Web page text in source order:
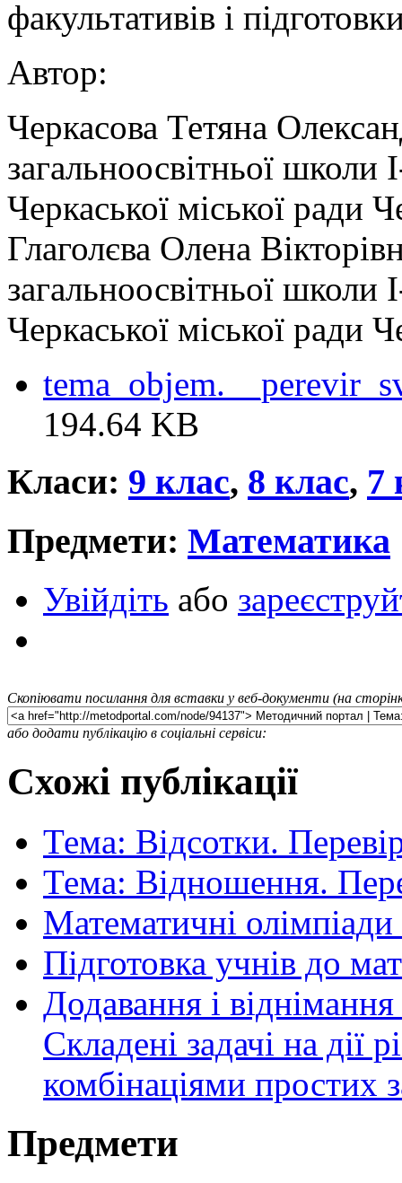
факультативів і
Автор:
Черкасова Тетяна
загальноосвітньої школи
Черкаської міської ради
Глаголєва Олена
загальноосвітньої школи
Черкаської міської ради
194.64 KB
Класи: 9 клас, 8 клас, 7
Предмети: Математика
Увійдіть або
Скопіювати посилання для вставки у веб-документи (на
або додати публікацію в соціальні сервіси:
Схожі публікації
Тема: Відсотки.
Тема: Відношення.
Математичні
Підготовка учнів до
Додавання і
Складені задачі на дії
комбінаціями простих
Предмети